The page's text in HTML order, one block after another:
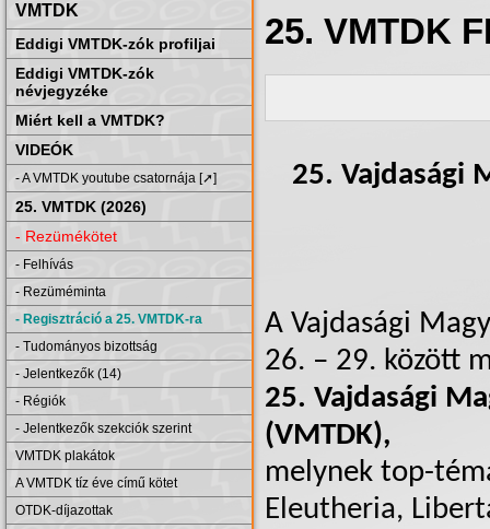
VMTDK
Eddigi VMTDK-zók profiljai
Eddigi VMTDK-zók
névjegyzéke
Miért kell a VMTDK?
VIDEÓK
- A VMTDK youtube csatornája [➚]
25. VMTDK (2026)
- Rezümékötet
- Felhívás
- Rezüméminta
- Regisztráció a 25. VMTDK-ra
- Tudományos bizottság
- Jelentkezők (14)
- Régiók
- Jelentkezők szekciók szerint
VMTDK plakátok
A VMTDK tíz éve című kötet
OTDK-díjazottak
25. VMTDK
25. Vajdasági
A Vajdasági
26. – 29. között
25. Vajdasági
(VMTDK),
melynek top-
Eleutheria,